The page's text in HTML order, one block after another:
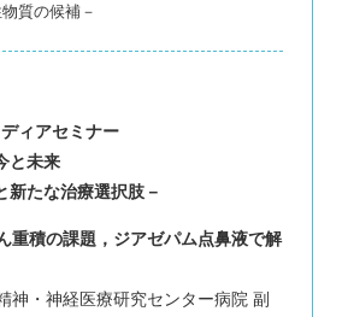
質の候補－
ィアセミナー
と未来
たな治療選択肢－
重積の課題，ジアゼパム点鼻液で解
神・神経医療研究センター病院 副